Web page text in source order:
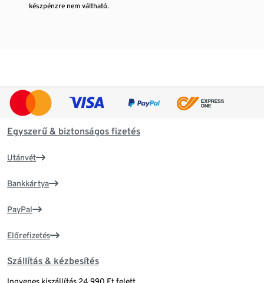
készpénzre nem váltható.
Egyszerű & biztonságos fizetés
Utánvét
Bankkártya
PayPal
Előrefizetés
Szállítás & kézbesítés